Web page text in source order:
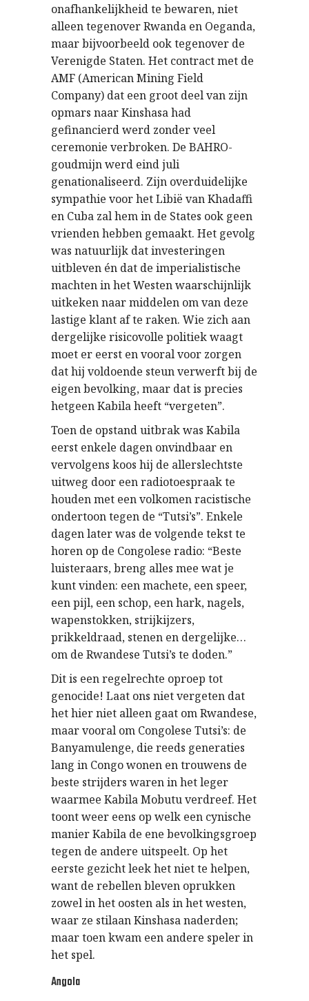
onafhankelijkheid te bewaren, niet
alleen tegenover Rwanda en Oeganda,
maar bijvoorbeeld ook tegenover de
Verenigde Staten. Het contract met de
AMF (American Mining Field
Company) dat een groot deel van zijn
opmars naar Kinshasa had
gefinancierd werd zonder veel
ceremonie verbroken. De BAHRO-
goudmijn werd eind juli
genationaliseerd. Zijn overduidelijke
sympathie voor het Libië van Khadaffi
en Cuba zal hem in de States ook geen
vrienden hebben gemaakt. Het gevolg
was natuurlijk dat investeringen
uitbleven én dat de imperialistische
machten in het Westen waarschijnlijk
uitkeken naar middelen om van deze
lastige klant af te raken. Wie zich aan
dergelijke risicovolle politiek waagt
moet er eerst en vooral voor zorgen
dat hij voldoende steun verwerft bij de
eigen bevolking, maar dat is precies
hetgeen Kabila heeft “vergeten”.
Toen de opstand uitbrak was Kabila
eerst enkele dagen onvindbaar en
vervolgens koos hij de allerslechtste
uitweg door een radiotoespraak te
houden met een volkomen racistische
ondertoon tegen de “Tutsi’s”. Enkele
dagen later was de volgende tekst te
horen op de Congolese radio: “Beste
luisteraars, breng alles mee wat je
kunt vinden: een machete, een speer,
een pijl, een schop, een hark, nagels,
wapenstokken, strijkijzers,
prikkeldraad, stenen en dergelijke…
om de Rwandese Tutsi’s te doden.”
Dit is een regelrechte oproep tot
genocide! Laat ons niet vergeten dat
het hier niet alleen gaat om Rwandese,
maar vooral om Congolese Tutsi’s: de
Banyamulenge, die reeds generaties
lang in Congo wonen en trouwens de
beste strijders waren in het leger
waarmee Kabila Mobutu verdreef. Het
toont weer eens op welk een cynische
manier Kabila de ene bevolkingsgroep
tegen de andere uitspeelt. Op het
eerste gezicht leek het niet te helpen,
want de rebellen bleven oprukken
zowel in het oosten als in het westen,
waar ze stilaan Kinshasa naderden;
maar toen kwam een andere speler in
het spel.
Angola